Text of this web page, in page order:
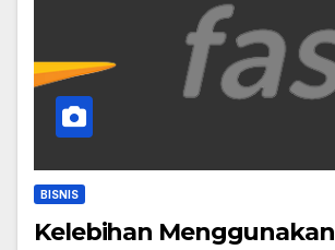
BISNIS
Kelebihan Menggunakan